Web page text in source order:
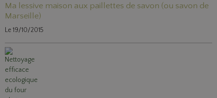
Ma lessive maison aux paillettes de savon (ou savon de
Marseille)
Le 19/10/2015